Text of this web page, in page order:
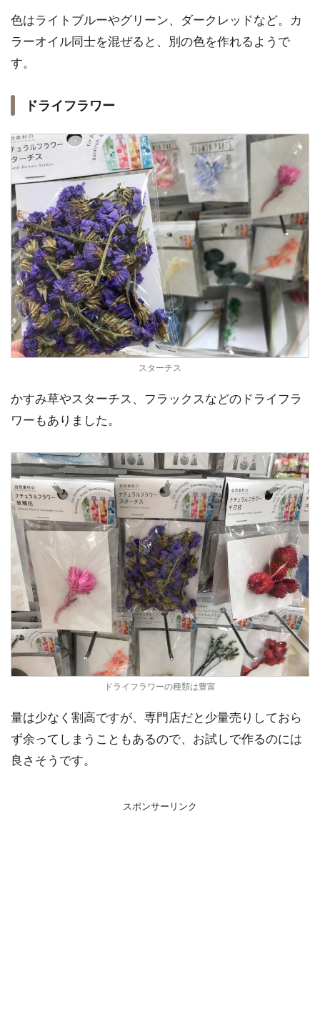
色はライトブルーやグリーン、ダークレッドなど。カ
ラーオイル同士を混ぜると、別の色を作れるようで
す。
ドライフラワー
スターチス
かすみ草やスターチス、フラックスなどのドライフラ
ワーもありました。
ドライフラワーの種類は豊富
量は少なく割高ですが、専門店だと少量売りしておら
ず余ってしまうこともあるので、お試しで作るのには
良さそうです。
スポンサーリンク